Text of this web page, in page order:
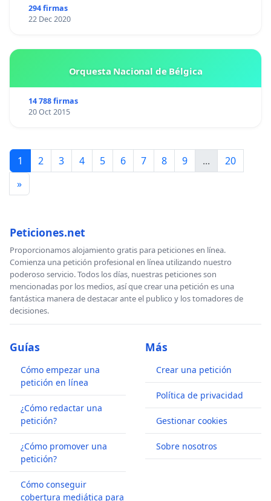
294 firmas
22 Dec 2020
Orquesta Nacional de Bélgica
14 788 firmas
20 Oct 2015
1 2 3 4 5 6 7 8 9 ...
20
»
Peticiones.net
Proporcionamos alojamiento gratis para peticiones en línea.
Comienza una petición profesional en línea utilizando nuestro
poderoso servicio. Todos los días, nuestras peticiones son
mencionadas por los medios, así que crear una petición es una
fantástica manera de destacar ante el publico y los tomadores de
decisiones.
Guías
Cómo empezar una
petición en línea
¿Cómo redactar una
petición?
¿Cómo promover una
petición?
Cómo conseguir
cobertura mediática para
Más
Crear una petición
Política de privacidad
Gestionar cookies
Sobre nosotros